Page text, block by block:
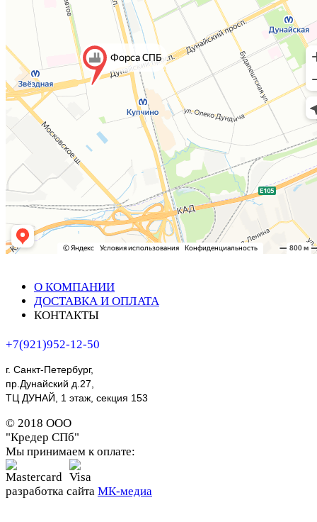
О КОМПАНИИ
ДОСТАВКА И ОПЛАТА
КОНТАКТЫ
+7(921)952-12-50
г. Санкт-Петербург,
пр.Дунайский д.27,
ТЦ ДУНАЙ, 1 этаж, секция 153
© 2018 ООО
"Кредер СПб"
Мы принимаем к оплате:
разработка сайта МК-медиа